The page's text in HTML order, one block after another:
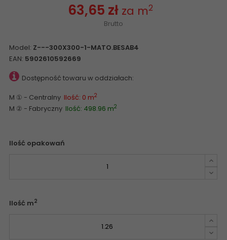
63,65 zł za m2
Brutto
Model: Z---300X300-1-MATO.BESAB4
EAN: 5902610592669
Dostępność towaru w oddziałach:
M ① - Centralny Ilość: 0 m2
M ② - Fabryczny Ilość: 498.96 m2
Ilość opakowań
Ilość m2